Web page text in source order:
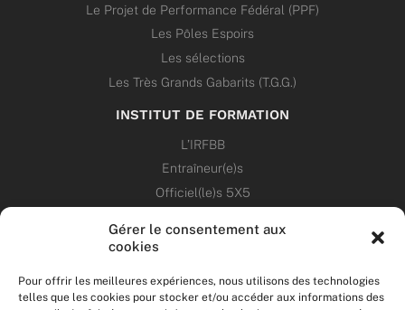
Gérer le consentement aux
cookies
Pour offrir les meilleures expériences, nous utilisons des technologies
telles que les cookies pour stocker et/ou accéder aux informations des
Le Projet de Performance Fédéral (PPF)
Les Pôles Espoirs
Les sélections
Les Très Grands Gabarits (T.G.G.)
INSTITUT DE FORMATION
L’IRFBB
Entraîneur(e)s
Officiel(le)s 5X5
ANNONCES